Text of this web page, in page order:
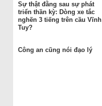
Sự thật đằng sau sự phát
triển thần kỳ: Dòng xe tắc
nghẽn 3 tiếng trên cầu Vĩnh
Tuy?
Công an cũng nói đạo lý